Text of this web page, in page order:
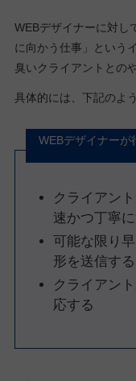
WEBデザイナーに対し
に向かう仕事」という
臭いクライアントとの
具体的には、下記のよ
WEBデザイナーが
クライアン
速かつ丁寧
可能な限り
形を送信する
クライアン
応する